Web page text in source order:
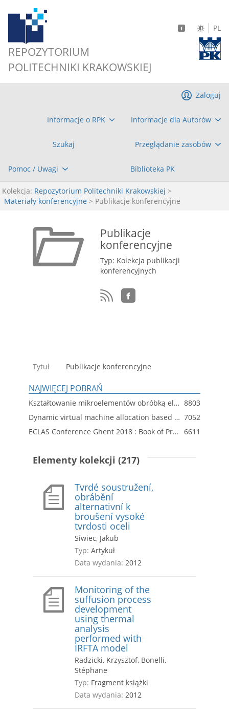
REPOZYTORIUM
POLITECHNIKI KRAKOWSKIEJ
PL
Informacje o RPK Informacje dla Autorów
Szukaj Przeglądanie zasobów
Pomoc / Uwagi Biblioteka PK
Zaloguj
Kolekcja: Repozytorium Politechniki Krakowskiej >
Materiały konferencyjne > Publikacje konferencyjne
Publikacje
konferencyjne
Typ: Kolekcja publikacji
konferencyjnych
Tytuł Publikacje konferencyjne
NAJWIĘCEJ POBRAŃ
Kształtowanie mikroelementów obróbką elektrochemiczną i elektroerozyjną 8803
Dynamic virtual machine allocation based on adaptive genetic algorithm 7052
ECLAS Conference Ghent 2018 : Book of Proceeding
6611
Elementy kolekcji (217)
Tvrdé soustružení,
obrábění
alternativní k
broušení vysoké
tvrdosti oceli
Siwiec, Jakub
Typ: Artykuł
Data wydania: 2012
Monitoring of the
suffusion process
development
using thermal
analysis
performed with
IRFTA model
Radzicki, Krzysztof, Bonelli,
Stéphane
Typ: Fragment książki
Data wydania: 2012